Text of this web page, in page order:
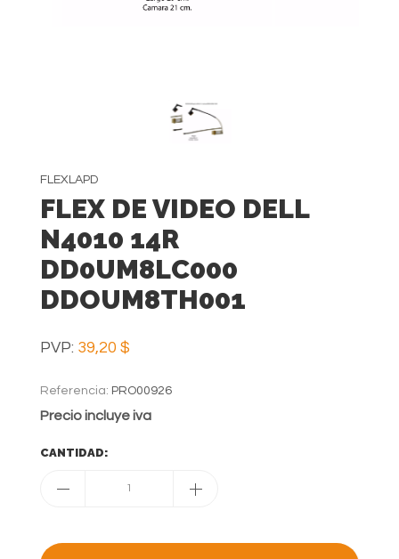
FLEXLAPD
FLEX DE VIDEO DELL
N4010 14R
DD0UM8LC000
DDOUM8TH001
PVP: 39,20 $
Referencia: PRO00926
Precio incluye iva
CANTIDAD:
1